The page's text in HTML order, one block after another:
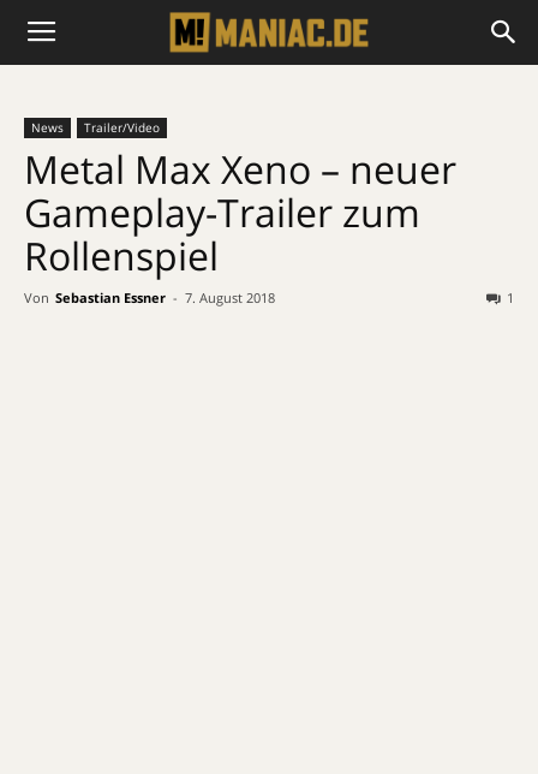
News Trailer/Video
Metal Max Xeno – neuer
Gameplay-Trailer zum
Rollenspiel
Von Sebastian Essner - 7. August 2018 1